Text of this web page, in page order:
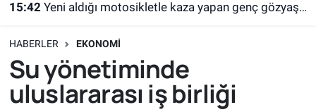
15:42 Yeni aldığı motosikletle kaza yapan genç gözyaşları arasında toprağa verildi
HABERLER EKONOMI
Su yönetiminde
uluslararası iş birliği
Süper Lig Puan Durumu ve Fikstür
Tüm Manşetler